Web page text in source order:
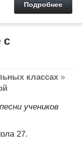
Подробнее
с
классах »
учеников
27.